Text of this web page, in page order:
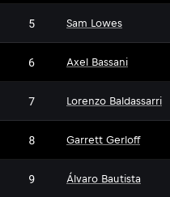
5 Sam Lowes
6 Axel Bassani
7 Lorenzo Baldassarri
8 Garrett Gerloff
9 Álvaro Bautista